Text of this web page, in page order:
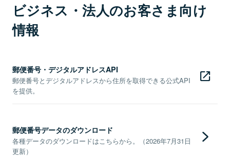
ビジネス・法人のお客さま向け
情報
郵便番号・デジタルアドレスAPI
郵便番号とデジタルアドレスから住所を取得できる公式API
を提供。
郵便番号データのダウンロード
各種データのダウンロードはこちらから。（2026年7月31日
更新）